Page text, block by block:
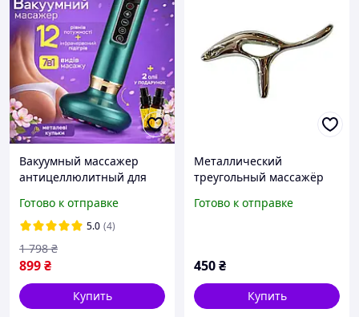
Вакуумный массажер
антицеллюлитный для
металлическими
шариками коррекции
фигуры эффект
лимфодренажный
баночный
Готово к отправке
5.0 (4)
899₴
1 798 ₴
Купить
Металлический
треугольный массажёр
точечного массажа всего
Готово к отправке
450₴
Купить